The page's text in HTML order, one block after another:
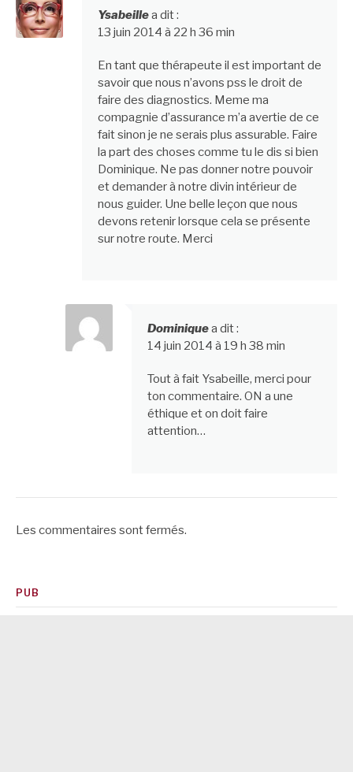
Ysabeillea dit :
13 juin 2014 à 22 h 36 min
En tant que thérapeute il est important de
savoir que nous n’avons pss le droit de
faire des diagnostics. Meme ma
compagnie d’assurance m’a avertie de ce
fait sinon je ne serais plus assurable. Faire
la part des choses comme tu le dis si bien
Dominique. Ne pas donner notre pouvoir
et demander à notre divin intérieur de
nous guider. Une belle leçon que nous
devons retenir lorsque cela se présente
sur notre route. Merci
Dominiquea dit :
14 juin 2014 à 19 h 38 min
Tout à fait Ysabeille, merci pour
ton commentaire. ON a une
éthique et on doit faire
attention…
Les commentaires sont fermés.
PUB